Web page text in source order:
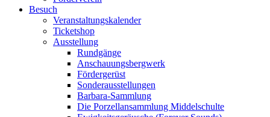
Besuch
Veranstaltungskalender
Ticketshop
Ausstellung
Rundgänge
Anschauungsbergwerk
Fördergerüst
Sonderausstellungen
Barbara-Sammlung
Die Porzellansammlung Middelschulte